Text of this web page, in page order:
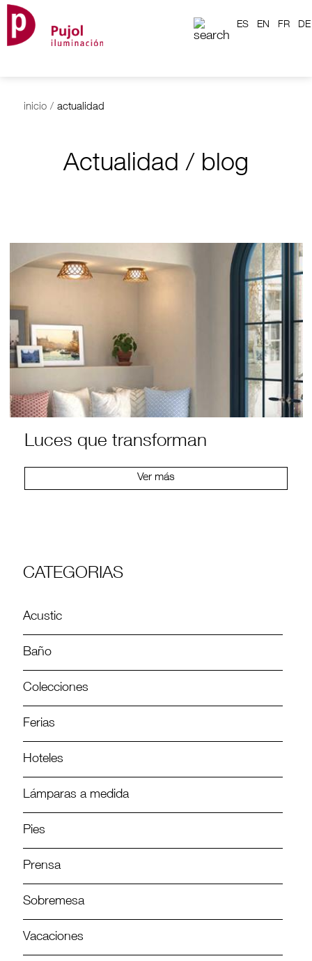
ES EN FR DE
inicio / actualidad
Actualidad / blog
Luces que transforman
Ver más
CATEGORIAS
Acustic
Baño
Colecciones
Ferias
Hoteles
Lámparas a medida
Pies
Prensa
Sobremesa
Vacaciones